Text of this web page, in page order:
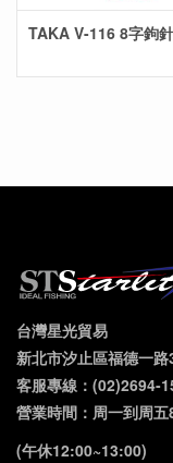
TAKA V-116 8字鉤針
台灣星光貿易
新北市汐止區福德一
客服專線：(02)2694-
營業時間：周一到周
(午休12:00~13:00)